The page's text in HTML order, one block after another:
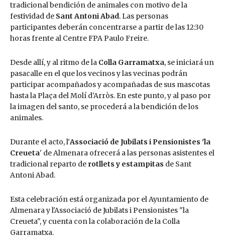
tradicional bendición de animales con motivo de la
festividad de Sant Antoni Abad. Las personas
participantes deberán concentrarse a partir de las 12:30
horas frente al Centre FPA Paulo Freire.
Desde allí, y al ritmo de la Colla Garramatxa, se iniciará un
pasacalle en el que los vecinos y las vecinas podrán
participar acompañados y acompañadas de sus mascotas
hasta la Plaça del Molí d'Arròs. En este punto, y al paso por
la imagen del santo, se procederá a la bendición de los
animales.
Durante el acto, l'Associació de Jubilats i Pensionistes 'la
Creueta' de Almenara ofrecerá a las personas asistentes el
tradicional reparto de rotllets y estampitas de Sant
Antoni Abad.
Esta celebración está organizada por el Ayuntamiento de
Almenara y l'Associació de Jubilats i Pensionistes "la
Creueta", y cuenta con la colaboración de la Colla
Garramatxa.